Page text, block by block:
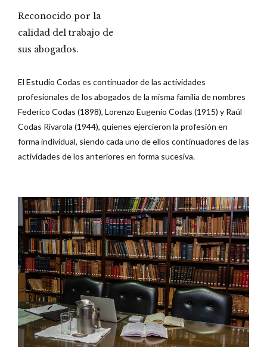
Reconocido por la
calidad del trabajo de
sus abogados.
El Estudio Codas es continuador de las actividades
profesionales de los abogados de la misma familia de nombres
Federico Codas (1898), Lorenzo Eugenio Codas (1915) y Raúl
Codas Rivarola (1944), quienes ejercieron la profesión en
forma individual, siendo cada uno de ellos continuadores de las
actividades de los anteriores en forma sucesiva.